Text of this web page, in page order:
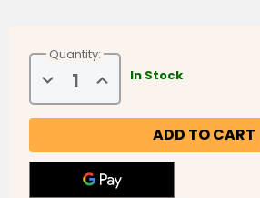
Quantity:
Decrease
Quantity
of
Yasmin
Increase
Quantity
of
Yasmin
In Stock